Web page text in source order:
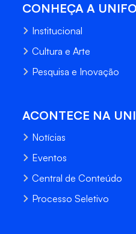
CONHEÇA A
Institucional
Cultura e Arte
Pesquisa e Inovação
ACONTECE NA
Notícias
Eventos
Central de Conteúdo
Processo Seletivo